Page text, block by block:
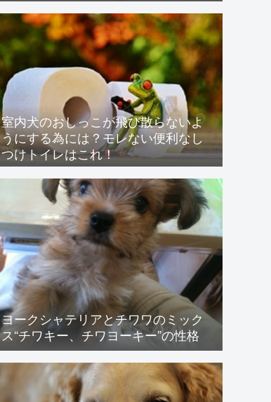
室内犬のおしっこが飛び散らないよ
うにする為には？モレない便利なし
つけトイレはこれ！
ヨークシャテリアとチワワのミック
ス“チワキー、チワヨーキー”の性格